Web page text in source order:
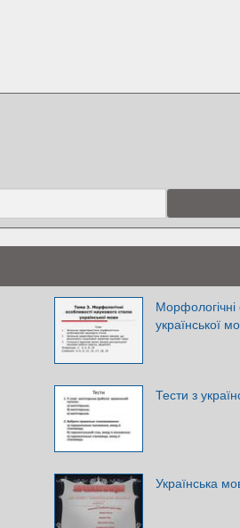
Морфологічні
української
Тести з
Українська